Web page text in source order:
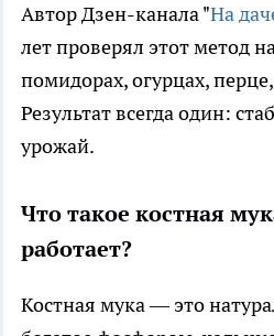
Автор Дзен-канала "На
лет проверял этот метод
помидорах, огурцах,
Результат всегда один:
урожай.
Что такое костная
работает?
Костная мука — это